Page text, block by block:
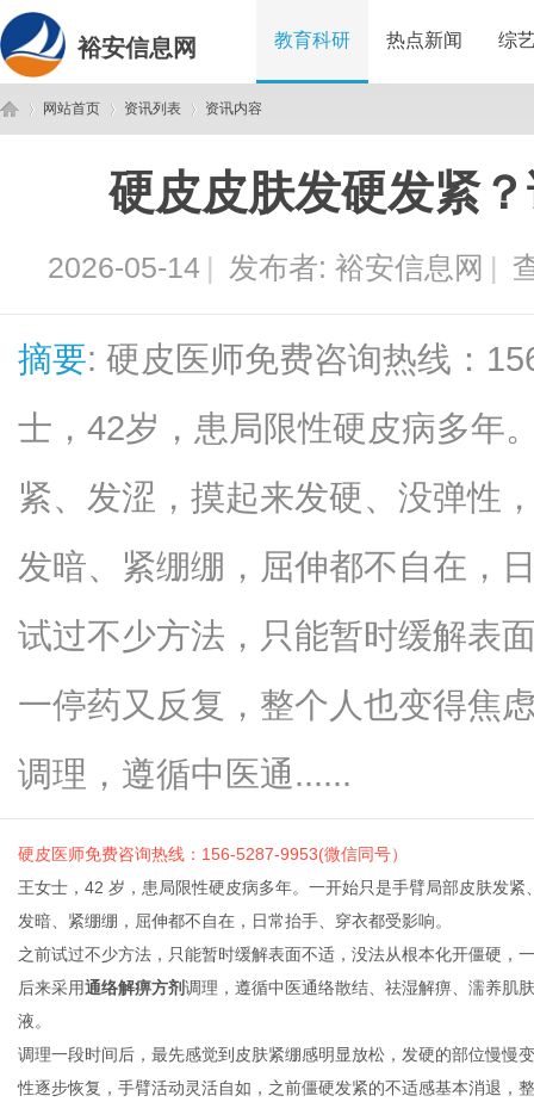
裕安信息网 教育科研 热点新闻 综
网站首页 资讯列表
›
资讯内容
硬皮皮肤发硬发紧
2026-05-14 | 发布者: 裕安信息网 |
摘要: 硬皮医师免费咨询热线：
士，42岁，患局限性硬皮病多年
紧、发涩，摸起来发硬、没弹性
发暗、紧绷绷，屈伸都不自在，
试过不少方法，只能暂时缓解表
一停药又反复，整个人也变得焦
调理，遵循中医通......
硬皮医师免费咨询热线：156-5287-9953(微信同号）
王女士，42 岁，患局限性硬皮病多年。一开始只是手臂局部皮肤发
发暗、紧绷绷，屈伸都不自在，日常抬手、穿衣都受影响。
之前试过不少方法，只能暂时缓解表面不适，没法从根本化开僵硬，
后来采用通络解痹方剂调理，遵循中医通络散结、祛湿解痹、濡养肌
液。
调理一段时间后，最先感觉到皮肤紧绷感明显放松，发硬的部位慢慢
性逐步恢复，手臂活动灵活自如，之前僵硬发紧的不适感基本消退，